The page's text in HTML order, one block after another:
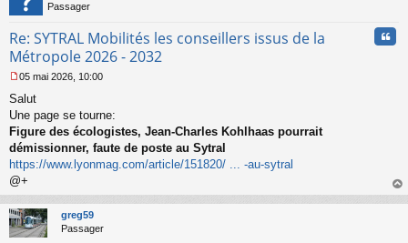
Passager
Re: SYTRAL Mobilités les conseillers issus de la
Métropole 2026 - 2032
e
s
s
a
g
e
n
o
n
l
u
05 mai 2026, 10:00
Salut
Une page se tourne:
Figure des écologistes, Jean-Charles Kohlhaas pourrait
démissionner, faute de poste au Sytral
https://www.lyonmag.com/article/151820/ ... -au-sytral
@+
au
greg59
Passager